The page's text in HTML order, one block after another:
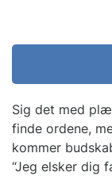
Sig det med
finde ordene,
kommer
“Jeg elsker dig